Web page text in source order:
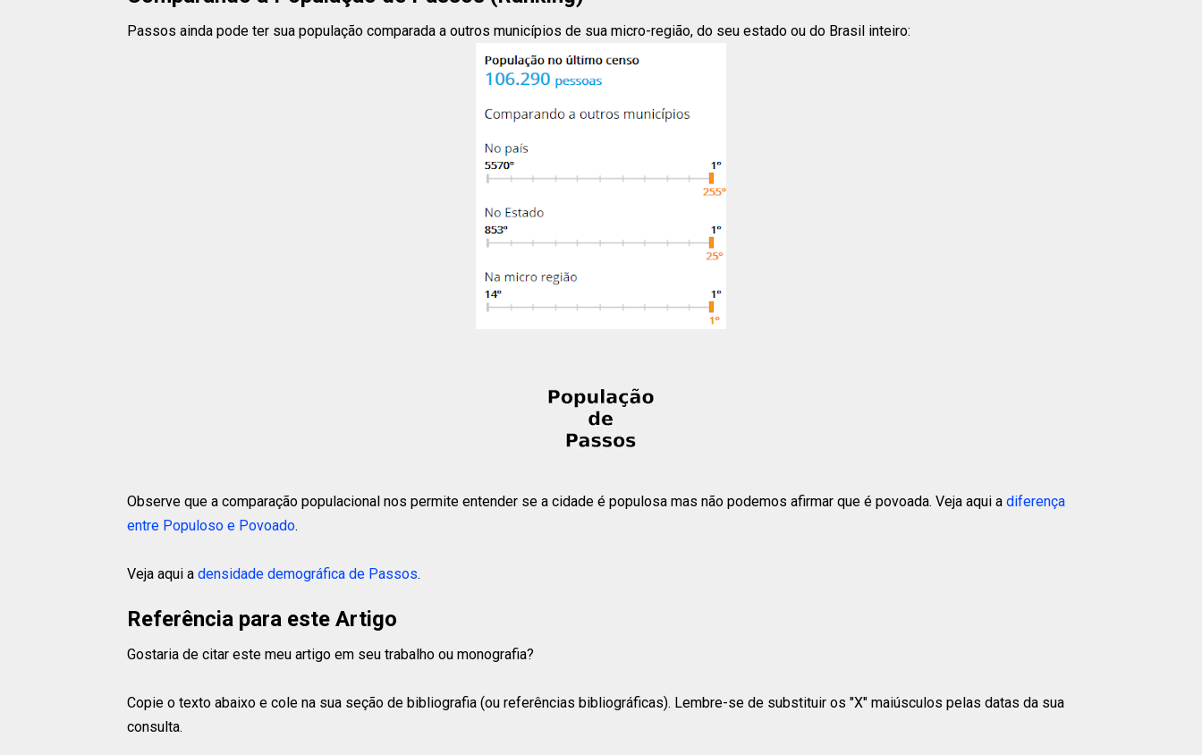
Passos ainda pode ter sua população comparada a outros municípios de sua micro-região, do seu estado ou do Brasil inteiro:
Observe que a comparação populacional nos permite entender se a cidade é populosa mas não podemos afirmar que é povoada. Veja aqui a diferença
entre Populoso e Povoado.
Veja aqui a densidade demográfica de Passos.
Referência para este Artigo
Gostaria de citar este meu artigo em seu trabalho ou monografia?
Copie o texto abaixo e cole na sua seção de bibliografia (ou referências bibliográficas). Lembre-se de substituir os "X" maiúsculos pelas datas da sua
consulta.